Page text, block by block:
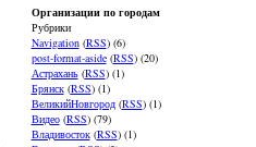
Организации по городам
Рубрики
Navigation(RSS) (6)
post-format-aside(RSS) (20)
Астрахань(RSS) (1)
Брянск(RSS) (1)
ВеликийНовгород(RSS) (1)
Видео(RSS) (79)
Владивосток(RSS) (1)